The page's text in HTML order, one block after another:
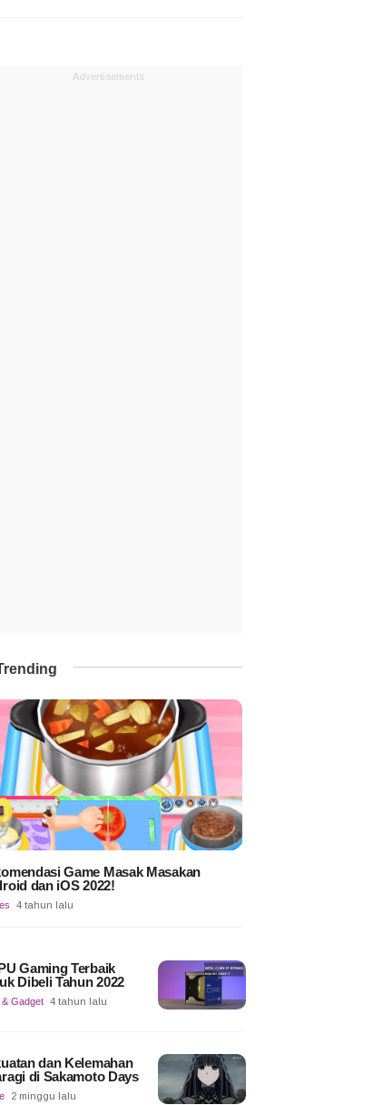
Advertisements
Game Masak Masakan
dan iOS 2022!
4 tahun lalu
Gaming Terbaik
Dibeli Tahun 2022
& Gadget 4 tahun lalu
dan Kelemahan
di Sakamoto Days
2 minggu lalu